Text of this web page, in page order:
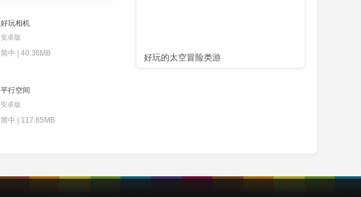
好玩相机
安卓版
简中 | 40.36MB
平行空间
安卓版
简中 | 117.85MB
好玩的太空冒险类游